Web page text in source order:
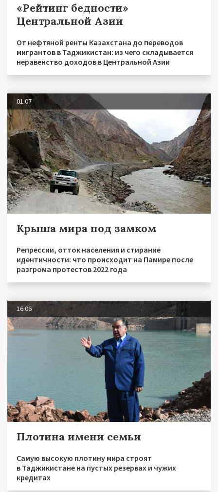
«Рейтинг бедности»
Центральной Азии
От нефтяной ренты Казахстана до переводов
мигрантов в Таджикистан: из чего складывается
неравенство доходов в Центральной Азии
01.07
Крыша мира под замком
Репрессии, отток населения и стирание
идентичности: что происходит на Памире после
разгрома протестов 2022 года
16.06
Плотина имени семьи
Самую высокую плотину мира строят
в Таджикистане на пустых резервах и чужих
кредитах